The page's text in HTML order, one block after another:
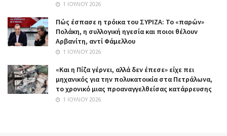
1 ΙΟΥΛΊΟΥ 2026
Πώς έσπασε η τρόικα του ΣΥΡΙΖΑ: Το «παρών»
Πολάκη, η συλλογική ηγεσία και ποιοι θέλουν
Αρβανίτη, αντί Φάμελλου
1 ΙΟΥΛΊΟΥ 2026
«Και η Πίζα γέρνει, αλλά δεν έπεσε» είχε πει
μηχανικός για την πολυκατοικία στα Πετράλωνα,
το χρονικό μιας προαναγγελθείσας κατάρρευσης
1 ΙΟΥΛΊΟΥ 2026